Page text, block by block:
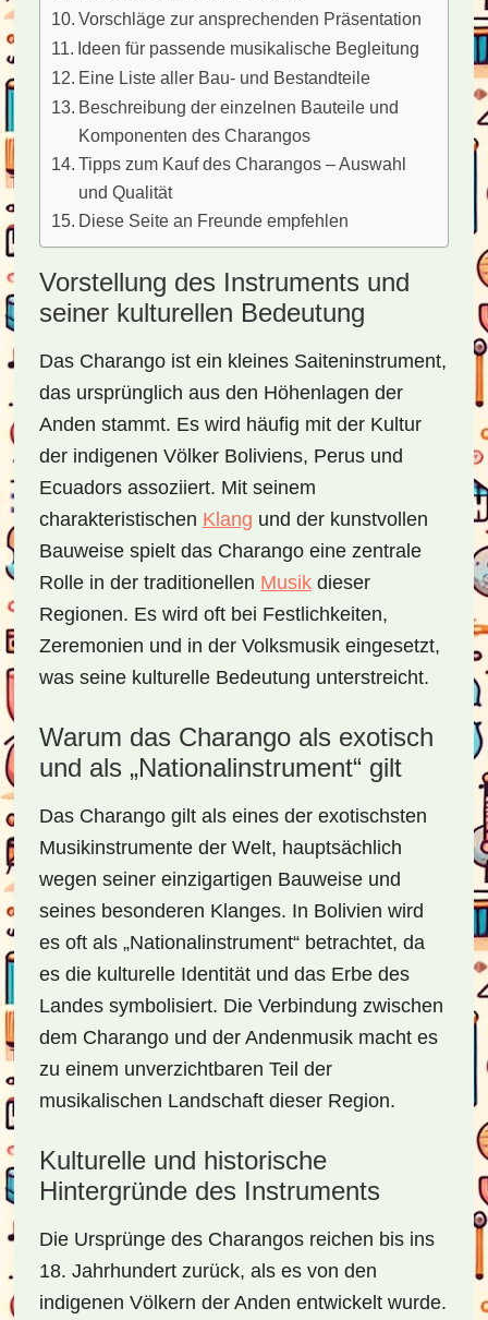
Vorschläge zur ansprechenden Präsentation
Ideen für passende musikalische Begleitung
Eine Liste aller Bau- und Bestandteile
Beschreibung der einzelnen Bauteile und
Komponenten des Charangos
Tipps zum Kauf des Charangos – Auswahl
und Qualität
Diese Seite an Freunde empfehlen
Vorstellung des Instruments und
seiner kulturellen Bedeutung
Das Charango ist ein kleines Saiteninstrument,
das ursprünglich aus den Höhenlagen der
Anden stammt. Es wird häufig mit der Kultur
der indigenen Völker Boliviens, Perus und
Ecuadors assoziiert. Mit seinem
charakteristischen Klang und der kunstvollen
Bauweise spielt das Charango eine zentrale
Rolle in der traditionellen Musikdieser
Regionen. Es wird oft bei Festlichkeiten,
Zeremonien und in der Volksmusik eingesetzt,
was seine kulturelle Bedeutung unterstreicht.
Warum das Charango als exotisch
und als „Nationalinstrument“ gilt
Das Charango gilt als eines der exotischsten
Musikinstrumente der Welt, hauptsächlich
wegen seiner einzigartigen Bauweise und
seines besonderen Klanges. In Bolivien wird
es oft als „Nationalinstrument“ betrachtet, da
es die kulturelle Identität und das Erbe des
Landes symbolisiert. Die Verbindung zwischen
dem Charango und der Andenmusik macht es
zu einem unverzichtbaren Teil der
musikalischen Landschaft dieser Region.
Kulturelle und historische
Hintergründe des Instruments
Die Ursprünge des Charangos reichen bis ins
18. Jahrhundert zurück, als es von den
indigenen Völkern der Anden entwickelt wurde.